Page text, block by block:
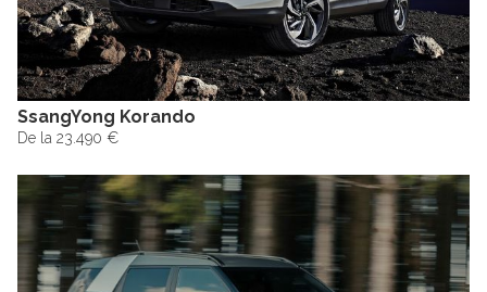
SsangYong Korando
De la 23.490 €